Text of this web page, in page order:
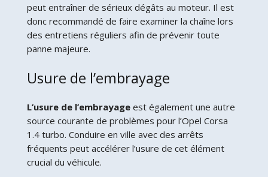
peut entraîner de sérieux dégâts au moteur. Il est
donc recommandé de faire examiner la chaîne lors
des entretiens réguliers afin de prévenir toute
panne majeure.
Usure de l’embrayage
L’usure de l’embrayageest également une autre
source courante de problèmes pour l’Opel Corsa
1.4 turbo. Conduire en ville avec des arrêts
fréquents peut accélérer l’usure de cet élément
crucial du véhicule.